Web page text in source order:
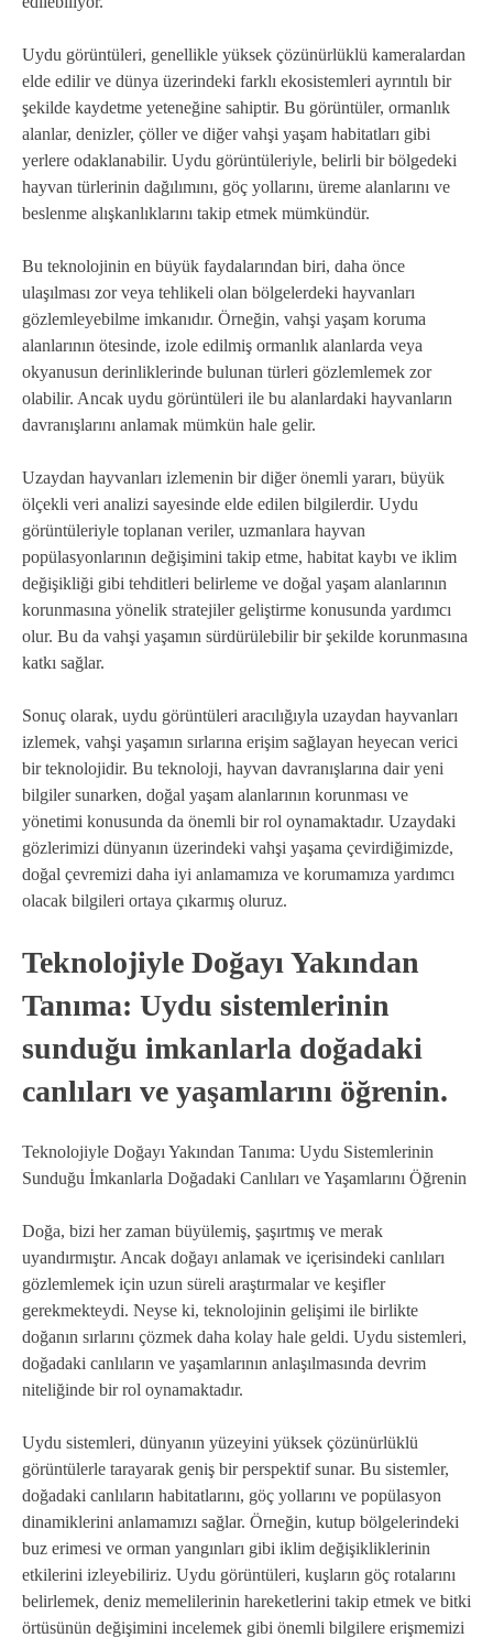
Uydu görüntüleri, genellikle yüksek çözünürlüklü kameralardan
elde edilir ve dünya üzerindeki farklı ekosistemleri ayrıntılı bir
şekilde kaydetme yeteneğine sahiptir. Bu görüntüler, ormanlık
alanlar, denizler, çöller ve diğer vahşi yaşam habitatları gibi
yerlere odaklanabilir. Uydu görüntüleriyle, belirli bir bölgedeki
hayvan türlerinin dağılımını, göç yollarını, üreme alanlarını ve
beslenme alışkanlıklarını takip etmek mümkündür.
Bu teknolojinin en büyük faydalarından biri, daha önce
ulaşılması zor veya tehlikeli olan bölgelerdeki hayvanları
gözlemleyebilme imkanıdır. Örneğin, vahşi yaşam koruma
alanlarının ötesinde, izole edilmiş ormanlık alanlarda veya
okyanusun derinliklerinde bulunan türleri gözlemlemek zor
olabilir. Ancak uydu görüntüleri ile bu alanlardaki hayvanların
davranışlarını anlamak mümkün hale gelir.
Uzaydan hayvanları izlemenin bir diğer önemli yararı, büyük
ölçekli veri analizi sayesinde elde edilen bilgilerdir. Uydu
görüntüleriyle toplanan veriler, uzmanlara hayvan
popülasyonlarının değişimini takip etme, habitat kaybı ve iklim
değişikliği gibi tehditleri belirleme ve doğal yaşam alanlarının
korunmasına yönelik stratejiler geliştirme konusunda yardımcı
olur. Bu da vahşi yaşamın sürdürülebilir bir şekilde korunmasına
katkı sağlar.
Sonuç olarak, uydu görüntüleri aracılığıyla uzaydan hayvanları
izlemek, vahşi yaşamın sırlarına erişim sağlayan heyecan verici
bir teknolojidir. Bu teknoloji, hayvan davranışlarına dair yeni
bilgiler sunarken, doğal yaşam alanlarının korunması ve
yönetimi konusunda da önemli bir rol oynamaktadır. Uzaydaki
gözlerimizi dünyanın üzerindeki vahşi yaşama çevirdiğimizde,
doğal çevremizi daha iyi anlamamıza ve korumamıza yardımcı
olacak bilgileri ortaya çıkarmış oluruz.
Teknolojiyle Doğayı Yakından
Tanıma: Uydu sistemlerinin
sunduğu imkanlarla doğadaki
canlıları ve yaşamlarını öğrenin.
Teknolojiyle Doğayı Yakından Tanıma: Uydu Sistemlerinin
Sunduğu İmkanlarla Doğadaki Canlıları ve Yaşamlarını Öğrenin
Doğa, bizi her zaman büyülemiş, şaşırtmış ve merak
uyandırmıştır. Ancak doğayı anlamak ve içerisindeki canlıları
gözlemlemek için uzun süreli araştırmalar ve keşifler
gerekmekteydi. Neyse ki, teknolojinin gelişimi ile birlikte
doğanın sırlarını çözmek daha kolay hale geldi. Uydu sistemleri,
doğadaki canlıların ve yaşamlarının anlaşılmasında devrim
niteliğinde bir rol oynamaktadır.
Uydu sistemleri, dünyanın yüzeyini yüksek çözünürlüklü
görüntülerle tarayarak geniş bir perspektif sunar. Bu sistemler,
doğadaki canlıların habitatlarını, göç yollarını ve popülasyon
dinamiklerini anlamamızı sağlar. Örneğin, kutup bölgelerindeki
buz erimesi ve orman yangınları gibi iklim değişikliklerinin
etkilerini izleyebiliriz. Uydu görüntüleri, kuşların göç rotalarını
belirlemek, deniz memelilerinin hareketlerini takip etmek ve bitki
örtüsünün değişimini incelemek gibi önemli bilgilere erişmemizi